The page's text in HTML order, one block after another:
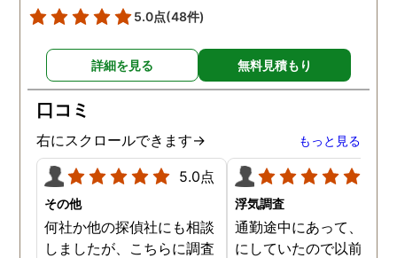
と会い、そのまま夜まで過
間もラブホテルの利用もし
たようで、たった一日で不
倫の証拠を揃えることがで
きました。
5.0点(48件)
詳細を見る 無料見積もり
口コミ
右にスクロールできます→ もっと見る
5.0点
その他
何社か他の探偵社にも相談
しましたが、こちらに調査
浮気調査
通勤途中にあって、毎日
にしていたので以前から